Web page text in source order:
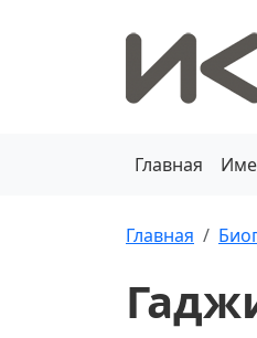
Главная
Главная